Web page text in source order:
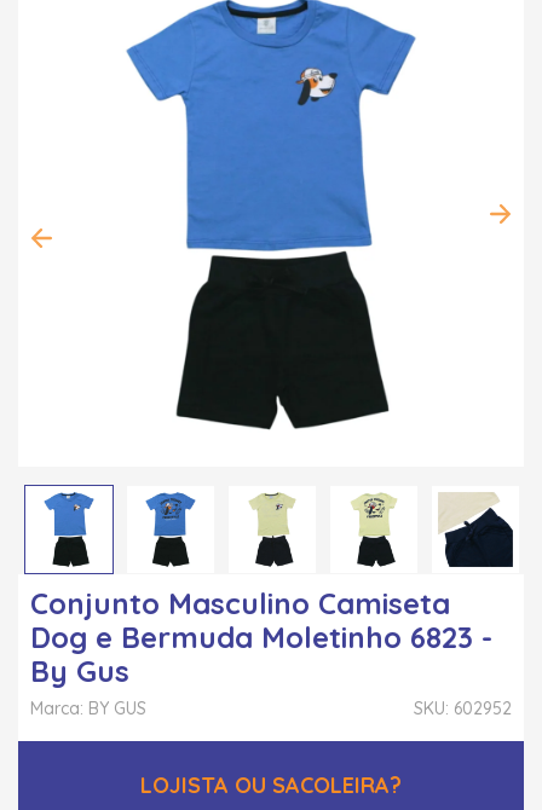
Conjunto Masculino Camiseta
Dog e Bermuda Moletinho 6823 -
By Gus
SKU: 602952
Marca: BY GUS
LOJISTA OU SACOLEIRA?